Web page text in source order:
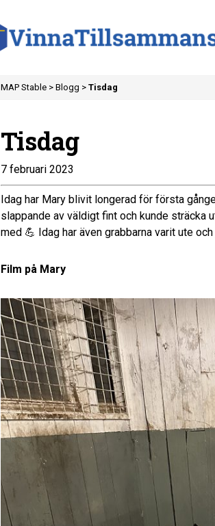
MAP Stable > Blogg > Tisdag
Tisdag
7 februari 2023
Idag har Mary blivit longerad för första
slappande av väldigt fint och kunde sträcka
med 💪 Idag har även grabbarna varit ute
Film på Mary